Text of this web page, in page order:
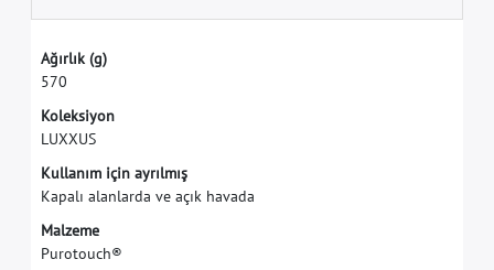
Ağırlık (g)
570
Koleksiyon
LUXXUS
Kullanım için ayrılmış
Kapalı alanlarda ve açık havada
Malzeme
Purotouch®